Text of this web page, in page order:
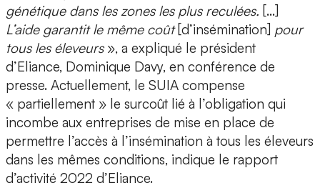
génétique dans les zones les plus reculées. […]
L’aide garantit le même coût[d’insémination] pour
tous les éleveurs», a expliqué le président
d’Eliance, Dominique Davy, en conférence de
presse. Actuellement, le SUIA compense
« partiellement » le surcoût lié à l’obligation qui
incombe aux entreprises de mise en place de
permettre l’accès à l’insémination à tous les éleveurs
dans les mêmes conditions, indique le rapport
d’activité 2022 d’Eliance.